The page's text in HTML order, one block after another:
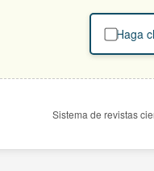
Haga
Sistema de revistas